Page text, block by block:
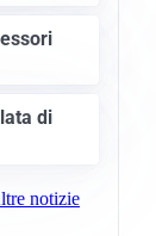
di
notizie